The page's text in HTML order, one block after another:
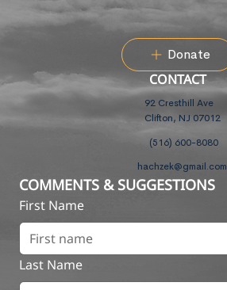
Donate
CONTACT
92 Cresthill Ave
Clifton, NJ 07012
(516) 600-8080
hachzek@gmail.com
COMMENTS & SUGGESTIONS
First Name
Last Name